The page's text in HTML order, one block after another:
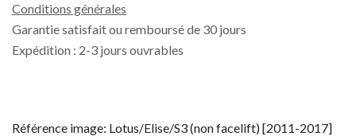
Conditions générales
Garantie satisfait ou remboursé de 30 jours
Expédition : 2-3 jours ouvrables
Référence image: Lotus/Elise/S3 (non facelift) [2011-2017]